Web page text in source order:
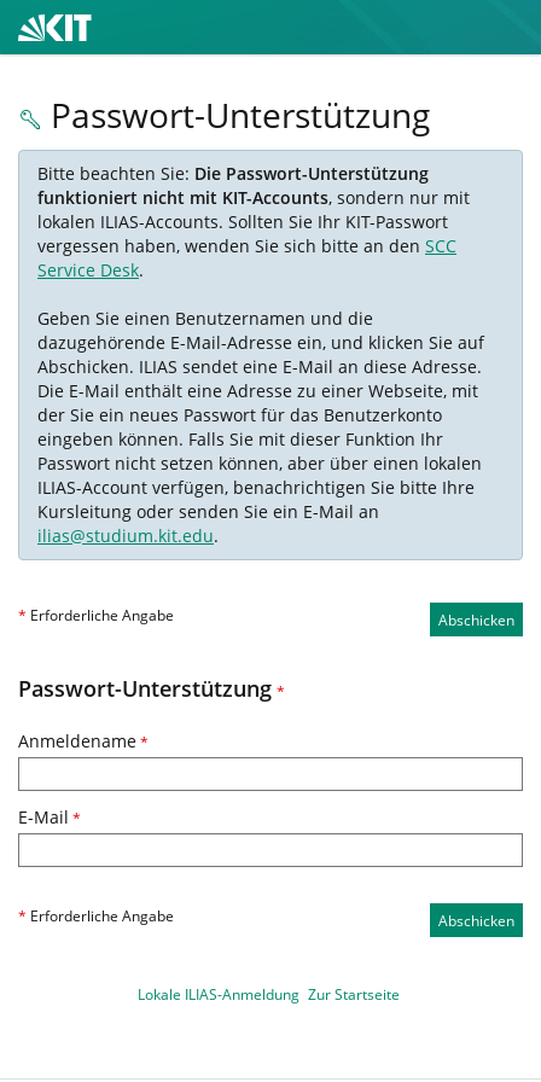
Passwort-Unterstützung
Bitte beachten Sie: Die Passwort-Unterstützung
funktioniert nicht mit KIT-Accounts, sondern nur mit
lokalen ILIAS-Accounts. Sollten Sie Ihr KIT-Passwort
vergessen haben, wenden Sie sich bitte an den SCC
Service Desk.
Geben Sie einen Benutzernamen und die
dazugehörende E-Mail-Adresse ein, und klicken Sie auf
Abschicken. ILIAS sendet eine E-Mail an diese Adresse.
Die E-Mail enthält eine Adresse zu einer Webseite, mit
der Sie ein neues Passwort für das Benutzerkonto
eingeben können. Falls Sie mit dieser Funktion Ihr
Passwort nicht setzen können, aber über einen lokalen
ILIAS-Account verfügen, benachrichtigen Sie bitte Ihre
Kursleitung oder senden Sie ein E-Mail an
ilias@studium.kit.edu.
Abschicken
* Erforderliche Angabe
Passwort-Unterstützung *
Anmeldename*
E-Mail *
* Erforderliche Angabe Abschicken
Lokale ILIAS-Anmeldung Zur Startseite